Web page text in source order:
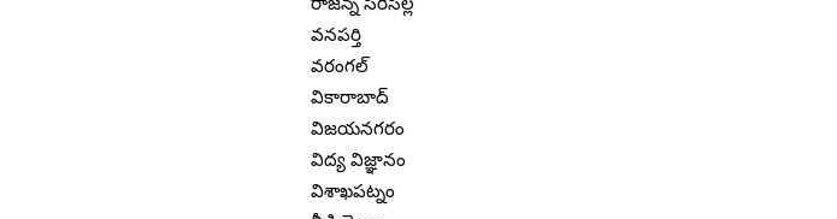
వనపర్తి
వరంగల్
వికారాబాద్
విజయనగరం
విద్య విజ్ఞానం
విశాఖపట్నం